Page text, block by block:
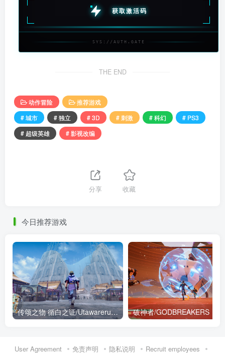
获取激活码
SYS://AUTH.GATE
THE END
动作冒险
推荐游戏
# 城市
# 独立 # 3D # 刺激 # 科幻
# PS3
# 超级英雄
# 影视改编
分享 收藏
今日推荐游戏
传颂之物 循白之证/Utawarerumono: Past and Present Rediscovered 破神者/GODBREAKERS
User Agreement 免责声明 隐私说明
Recruit employees